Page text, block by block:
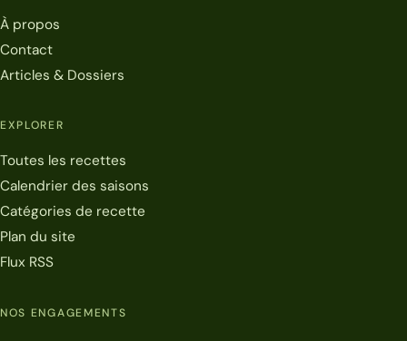
À propos
Contact
Articles & Dossiers
EXPLORER
Toutes les recettes
Calendrier des saisons
Catégories de recette
Plan du site
Flux RSS
NOS ENGAGEMENTS